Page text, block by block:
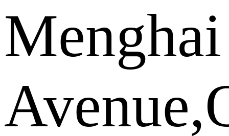
Menghai